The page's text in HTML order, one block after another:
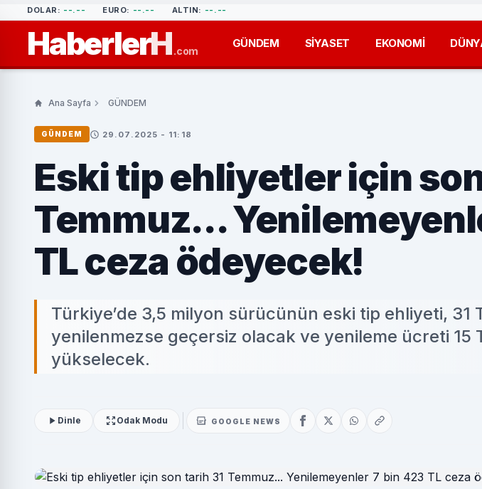
DOLAR: --.-- EURO: --.-- ALTIN: --.--
HaberlerH.com
GÜNDEM SİYASET EKONOMİ
Ana Sayfa GÜNDEM
GÜNDEM 29.07.2025 - 11:18
Eski tip ehliyetler için
Temmuz...
TL ceza ödeyecek!
Türkiye’de 3,5 milyon sürücünün eski tip ehliyeti, 31
yenilenmezse geçersiz olacak ve yenileme ücreti 15
yükselecek.
Dinle Odak Modu GOOGLE NEWS